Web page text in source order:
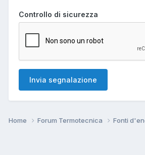
Controllo di sicurezza
Invia segnalazione
Home Forum Termotecnica Fonti